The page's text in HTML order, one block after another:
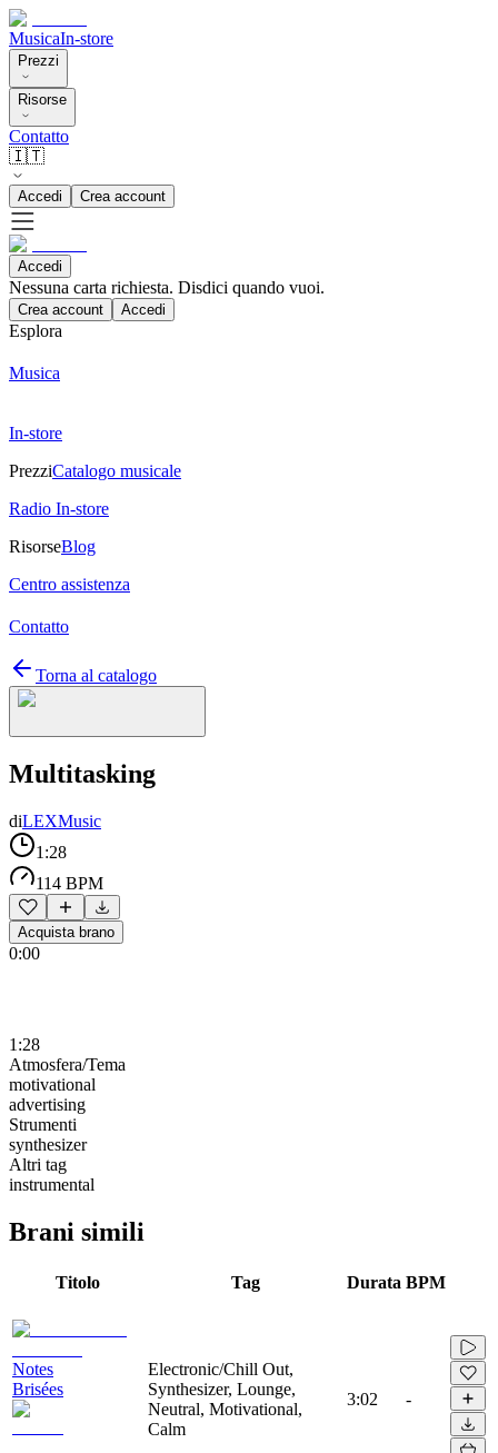
MusicaIn-store
Prezzi
Risorse
Contatto
🇮🇹
Accedi Crea account
Accedi
Nessuna carta richiesta. Disdici quando vuoi.
Crea account Accedi
Esplora
Musica
In-store
PrezziCatalogo musicale
Radio In-store
RisorseBlog
Centro assistenza
Contatto
Torna al catalogo
Multitasking
diLEXMusic
1:28
114 BPM
Acquista brano
0:00
1:28
Atmosfera/Tema
motivational
advertising
Strumenti
synthesizer
Altri tag
instrumental
Brani simili
Titolo Tag Durata BPM
Notes
Brisées
Electronic/Chill Out,
Synthesizer, Lounge,
Neutral, Motivational,
Calm
3:02 -